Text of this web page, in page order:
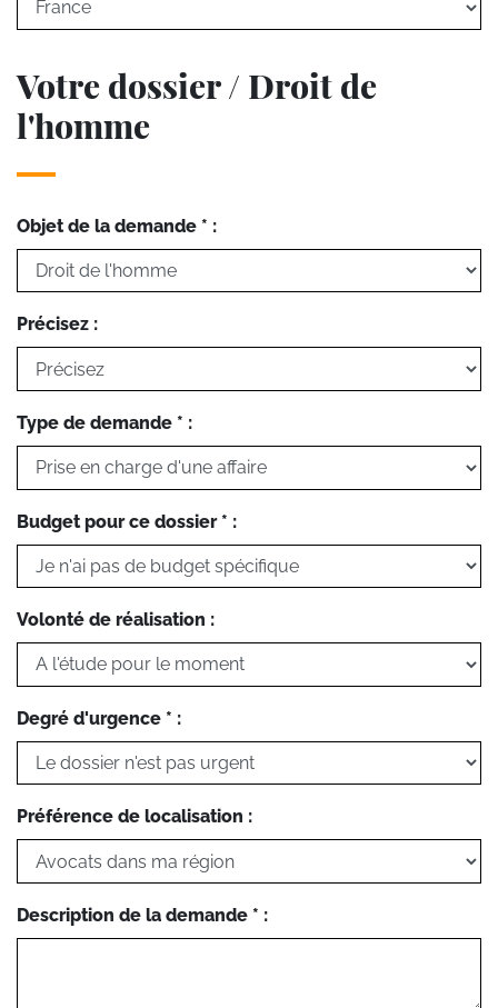
Votre dossier / Droit de
l'homme
Objet de la demande * :
Précisez :
Type de demande * :
Budget pour ce dossier * :
Volonté de réalisation :
Degré d'urgence * :
Préférence de localisation :
Description de la demande * :